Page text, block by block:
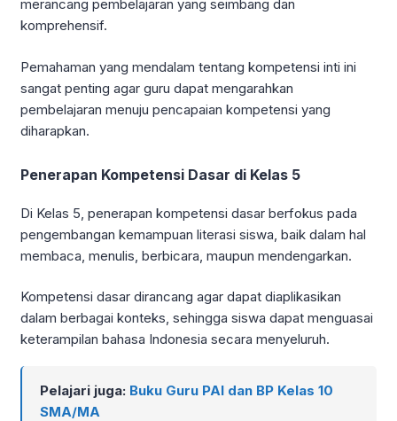
merancang pembelajaran yang seimbang dan
komprehensif.
Pemahaman yang mendalam tentang kompetensi inti ini
sangat penting agar guru dapat mengarahkan
pembelajaran menuju pencapaian kompetensi yang
diharapkan.
Penerapan Kompetensi Dasar di Kelas 5
Di Kelas 5, penerapan kompetensi dasar berfokus pada
pengembangan kemampuan literasi siswa, baik dalam hal
membaca, menulis, berbicara, maupun mendengarkan.
Kompetensi dasar dirancang agar dapat diaplikasikan
dalam berbagai konteks, sehingga siswa dapat menguasai
keterampilan bahasa Indonesia secara menyeluruh.
Pelajari juga: Buku Guru PAI dan BP Kelas 10
SMA/MA